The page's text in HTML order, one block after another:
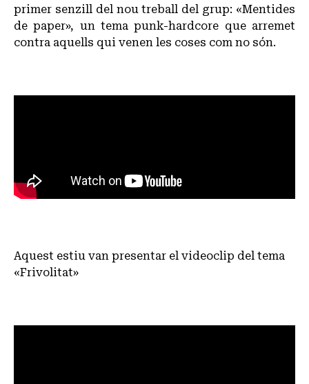
primer senzill del nou treball del grup: «Mentides
de paper», un tema punk-hardcore que arremet
contra aquells qui venen les coses com no són.
Aquest estiu van presentar el videoclip del tema
«Frivolitat»